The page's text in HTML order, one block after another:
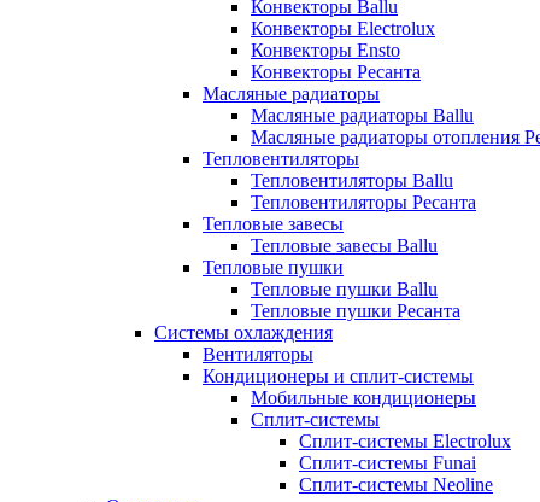
Конвекторы Ballu
Конвекторы Electrolux
Конвекторы Ensto
Конвекторы Ресанта
Масляные радиаторы
Масляные радиаторы Ballu
Масляные радиаторы отопления
Тепловентиляторы
Тепловентиляторы Ballu
Тепловентиляторы Ресанта
Тепловые завесы
Тепловые завесы Ballu
Тепловые пушки
Тепловые пушки Ballu
Тепловые пушки Ресанта
Системы охлаждения
Вентиляторы
Кондиционеры и сплит-системы
Мобильные кондиционеры
Сплит-системы
Сплит-системы Electrolux
Сплит-системы Funai
Сплит-системы Neoline